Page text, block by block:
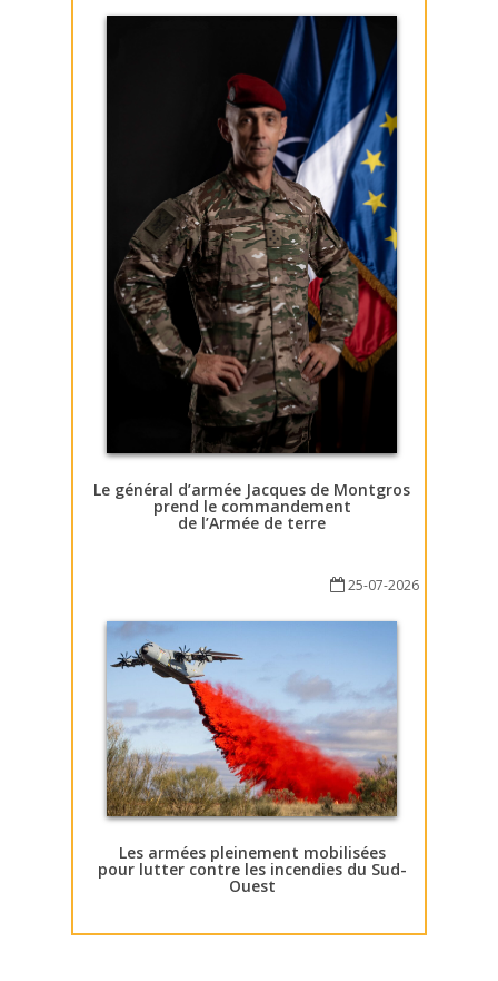
Le général d’armée Jacques de Montgros
prend le commandement
de l’Armée de terre
25-07-2026
Les armées pleinement mobilisées
pour lutter contre les incendies du Sud-
Ouest